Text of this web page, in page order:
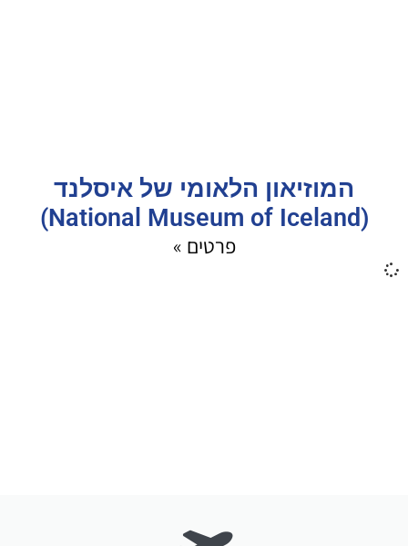
המוזיאון הלאומי של איסלנד
(National Museum of Iceland)
פרטים »